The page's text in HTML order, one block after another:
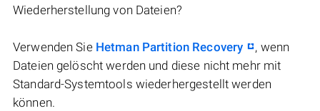
Wiederherstellung von Dateien?
Verwenden Sie Hetman Partition Recovery
, wenn
Dateien gelöscht werden und diese nicht mehr mit
Standard-Systemtools wiederhergestellt werden
können.